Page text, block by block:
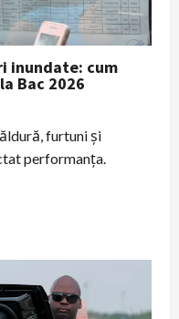
inundate: cum
Bac 2026
furtuni și
performanța.